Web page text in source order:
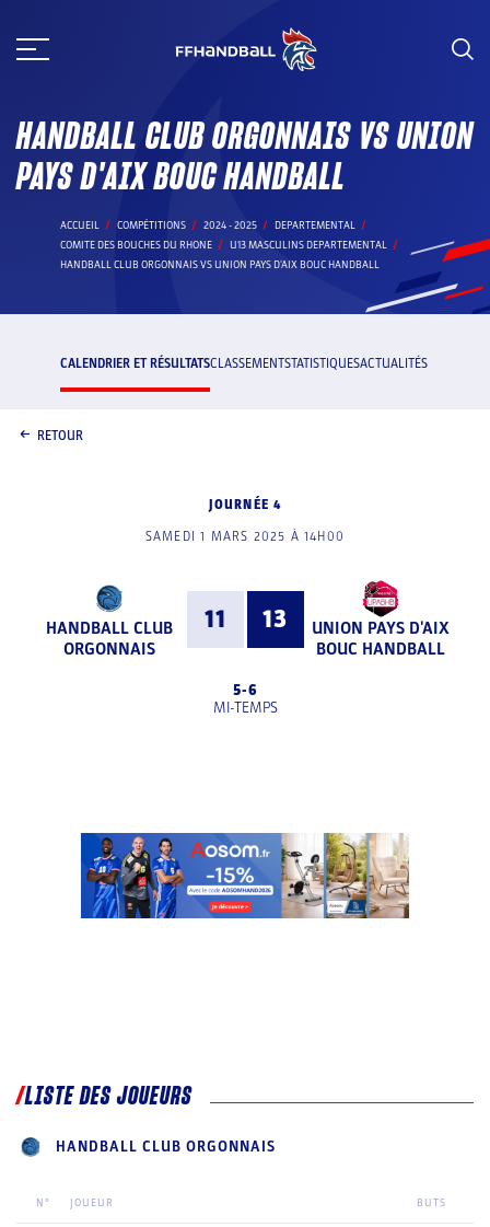
au
HANDBALL CLUB ORGONNAIS VS UNION
PAYS D'AIX BOUC HANDBALL
ACCUEIL COMPÉTITIONS 2024 - 2025
DEPARTEMENTAL
COMITE DES BOUCHES DU RHONE
U13 MASCULINS DEPARTEMENTAL
HANDBALL CLUB ORGONNAIS VS UNION PAYS D'AIX BOUC HANDBALL
CALENDRIER ET RÉSULTATSCLASSEMENTSTATISTIQUESACTUALITÉS
RETOUR
JOURNÉE 4
SAMEDI 1 MARS 2025 À 14H00
HANDBALL CLUB
ORGONNAIS
11 13
UNION PAYS D'AIX
BOUC HANDBALL
5-6
MI-TEMPS
LISTE DES JOUEURS
HANDBALL CLUB ORGONNAIS
N° JOUEUR BUTS